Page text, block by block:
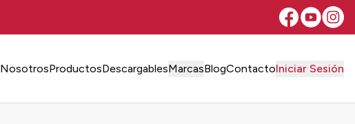
NosotrosProductosDescargablesMarcasBlogContactoIniciar Sesión